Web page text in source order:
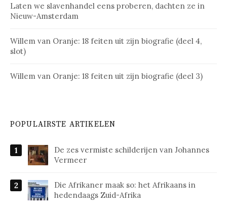
Laten we slavenhandel eens proberen, dachten ze in
Nieuw-Amsterdam
Willem van Oranje: 18 feiten uit zijn biografie (deel 4,
slot)
Willem van Oranje: 18 feiten uit zijn biografie (deel 3)
POPULAIRSTE ARTIKELEN
De zes vermiste schilderijen van Johannes
Vermeer
Die Afrikaner maak so: het Afrikaans in
hedendaags Zuid-Afrika